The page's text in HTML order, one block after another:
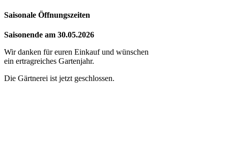
Saisonale Öffnungszeiten
Saisonende am 30.05.2026
Wir danken für euren Einkauf und wünschen
ein ertragreiches Gartenjahr.
Die Gärtnerei ist jetzt geschlossen.